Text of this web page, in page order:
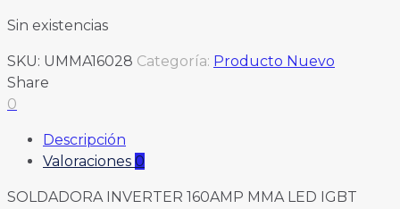
Sin existencias
SKU: UMMA16028 Categoría: Producto Nuevo
Share
0
Descripción
Valoraciones 0
SOLDADORA INVERTER 160AMP MMA LED IGBT